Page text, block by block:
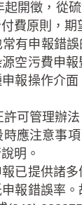
徵，從硫
費原則，
申報錯誤
空污費申
報操作介
管理辦法
應注意事
明。
提供諸多
報錯誤率